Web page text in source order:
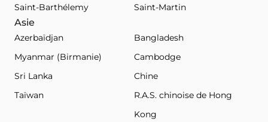
Saint-Barthélemy
Saint-Martin
Asie
Azerbaïdjan
Bangladesh
Myanmar (Birmanie)
Cambodge
Sri Lanka
Chine
Taïwan
R.A.S. chinoise de Hong
Kong